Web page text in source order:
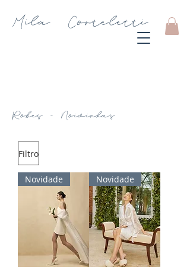
Mila Corteletti
Robes - Noivinhas
Filtro
Novidade Novidade